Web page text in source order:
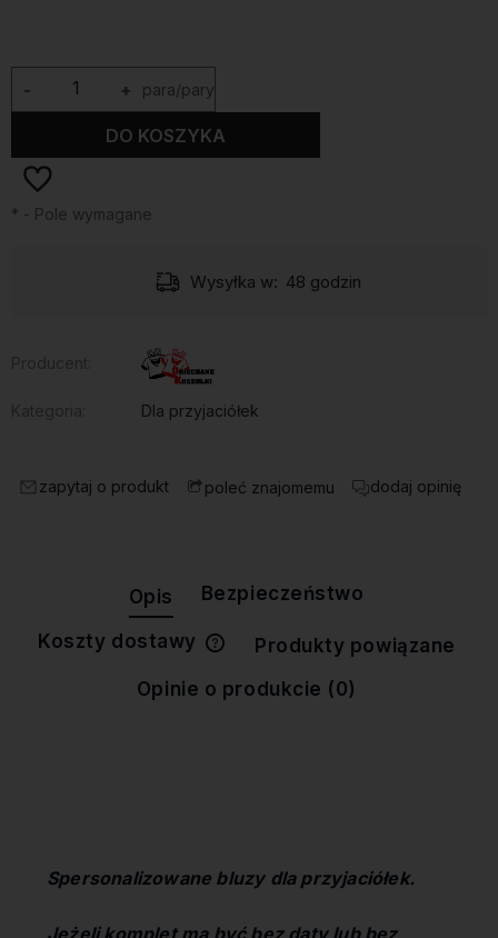
+
- para/pary
DO KOSZYKA
* - Pole wymagane
Wysyłka w: 48 godzin
Dla przyjaciółek
zapytaj o produkt poleć znajomemu dodaj opinię
Opis Bezpieczeństwo
Koszty dostawy
Cena nie zawiera ewentualnych
Produkty powiązane
Opinie o produkcie (0)
Spersonalizowane bluzy dla przyjaciółek.
Jeżeli komplet ma być bez daty lub bez